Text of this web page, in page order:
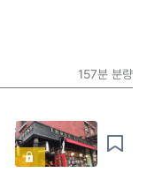
157분 분량